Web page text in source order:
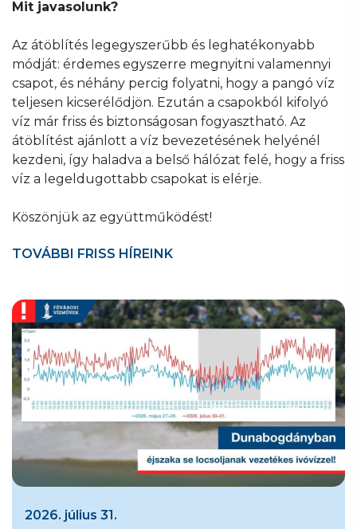
Mit javasolunk?
Az átöblítés legegyszerűbb és leghatékonyabb
módját: érdemes egyszerre megnyitni valamennyi
csapot, és néhány percig folyatni, hogy a pangó víz
teljesen kicserélődjön. Ezután a csapokból kifolyó
víz már friss és biztonságosan fogyasztható. Az
átöblítést ajánlott a víz bevezetésének helyénél
kezdeni, így haladva a belső hálózat felé, hogy a friss
víz a legeldugottabb csapokat is elérje.
Köszönjük az együttműködést!
TOVÁBBI FRISS HÍREINK
2026. július 31.